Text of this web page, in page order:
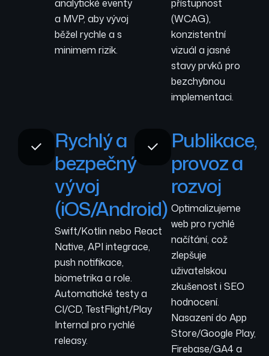
analytické eventy
a MVP, aby vývoj
běžel rychle a s
minimem rizik.
přístupnost
(WCAG),
konzistentní
vizuál a jasné
stavy prvků pro
bezchybnou
implementaci.
Rychlý a
bezpečný
vývoj
(iOS/Android)
Swift/Kotlin nebo React
Native, API integrace,
push notifikace,
biometrika a role.
Automatické testy a
CI/CD, TestFlight/Play
Internal pro rychlé
releasy.
Publikace,
provoz a
rozvoj
Optimalizujeme
web pro rychlé
načítání, což
zlepšuje
uživatelskou
zkušenost i SEO
hodnocení.
Nasazení do App
Store/Google Play,
Firebase/GA4 a